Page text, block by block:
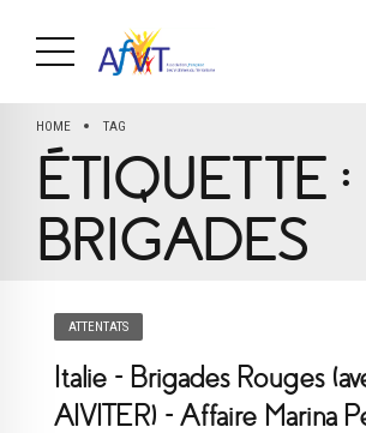
HOME TAG
ÉTIQUETTE :
BRIGADES
ATTENTATS
Italie – Brigades Rouges
AIVITER) – Affaire Marina